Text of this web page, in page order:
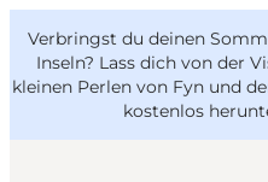
Verbringst du deinen
Inseln? Lass dich von der
kleinen Perlen von Fyn und
kostenlos
VisitFyn
Deutsch